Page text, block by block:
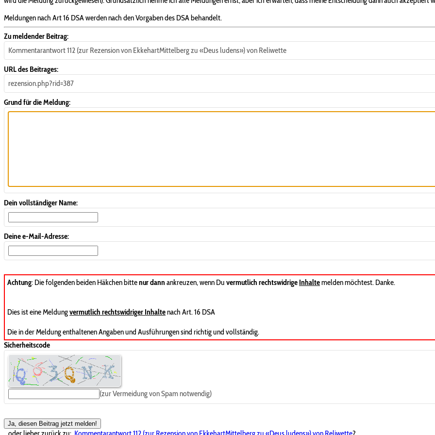
Meldungen nach Art 16 DSA werden nach den Vorgaben des DSA behandelt.
Zu meldender Beitrag:
Kommentarantwort 112 (zur Rezension von EkkehartMittelberg zu «Deus ludens») von Reliwette
URL des Beitrages:
rezension.php?rid=387
Grund für die Meldung:
Dein vollständiger Name:
Deine e-Mail-Adresse:
Achtung: Die folgenden beiden Häkchen bittenur dann ankreuzen, wenn Du vermutlich rechtswidrige Inhaltemelden möchtest. Danke.
Dies ist eine Meldungvermutlich rechtswidriger Inhaltenach Art. 16 DSA
Die in der Meldung enthaltenen Angaben und Ausführungen sind richtig und vollständig.
Sicherheitscode
(zur Vermeidung von Spam notwendig)
Ja, diesen Beitrag jetzt melden!
...oder lieber zurück zu: Kommentarantwort 112 (zur Rezension von EkkehartMittelberg zu «Deus ludens») von Reliwette?